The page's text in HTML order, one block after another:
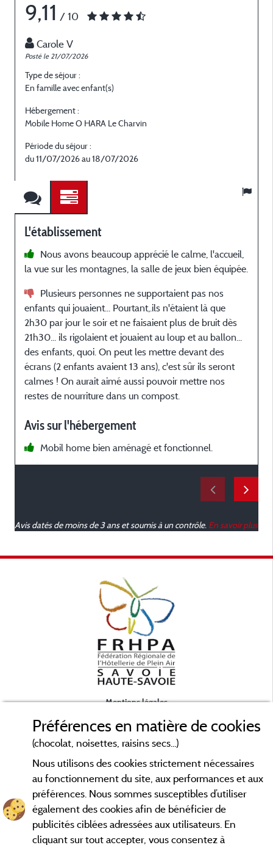
9,11 / 10
Carole V
Posté le 21/07/2026
Type de séjour :
En famille avec enfant(s)
Hébergement :
Mobile Home O HARA Le Charvin
Période du séjour :
du 11/07/2026 au 18/07/2026
L'établissement
Nous avons beaucoup apprécié le calme, l'accueil,
la vue sur les montagnes, la salle de jeux bien équipée.
Plusieurs personnes ne supportaient pas nos
enfants qui jouaient... Pourtant,.ils n'étaient là que
2h30 par jour le soir et ne faisaient plus de bruit dès
21h30... ils rigolaient et jouaient au loup et au ballon...
des enfants, quoi. On peut les mettre devant des
écrans (2 enfants avaient 13 ans), c'est sûr ils seront
calmes ! On aurait aimé aussi pouvoir mettre nos
restes de nourriture dans un compost.
Avis sur l'hébergement
Mobil home bien aménagé et fonctionnel.
Avis datés de moins de 3 ans et soumis à un contrôle. En savoir plus
Mentions légales
Contact
CGV
Les meilleurs campings en Savoie. Consultez les fiches de nos
Préférences en matière de cookies
(chocolat, noisettes, raisins secs...)
Nous utilisons des cookies strictement nécessaires
au fonctionnement du site, aux performances et aux
préférences. Nous sommes susceptibles d’utiliser
également des cookies afin de bénéficier de
publicités ciblées adressées aux utilisateurs. En
cliquant sur tout accepter, vous consentez à